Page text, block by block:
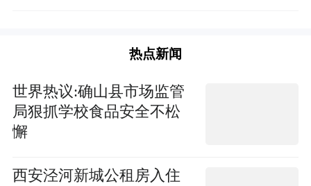
热点新闻
世界热议:确山县市场监管
局狠抓学校食品安全不松
懈
西安泾河新城公租房入住